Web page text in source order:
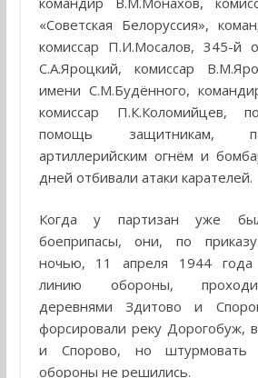
«Советская Белоруссия»,
комиссар П.И.Мосалов, 345-й
С.А.Яроцкий, комиссар
имени С.М.Будённого,
комиссар П.К.Коломийцев,
помощь защитникам,
артиллерийским огнём и
дней отбивали атаки карателей.
Когда у партизан уже
боеприпасы, они, по
ночью, 11 апреля 1944 года
линию обороны,
деревнями Здитово и
форсировали реку Дорогобуж,
и Спорово, но штурмовать
обороны не решились.